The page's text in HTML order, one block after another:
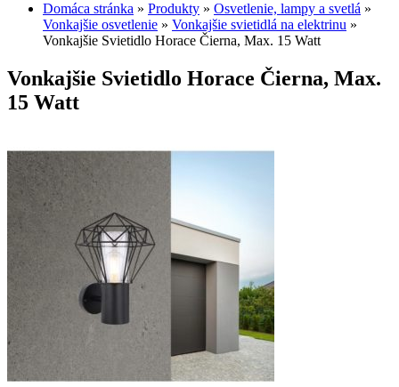
Domáca stránka » Produkty » Osvetlenie, lampy a svetlá »
Vonkajšie osvetlenie » Vonkajšie svietidlá na elektrinu »
Vonkajšie Svietidlo Horace Čierna, Max. 15 Watt
Vonkajšie Svietidlo Horace Čierna, Max.
15 Watt